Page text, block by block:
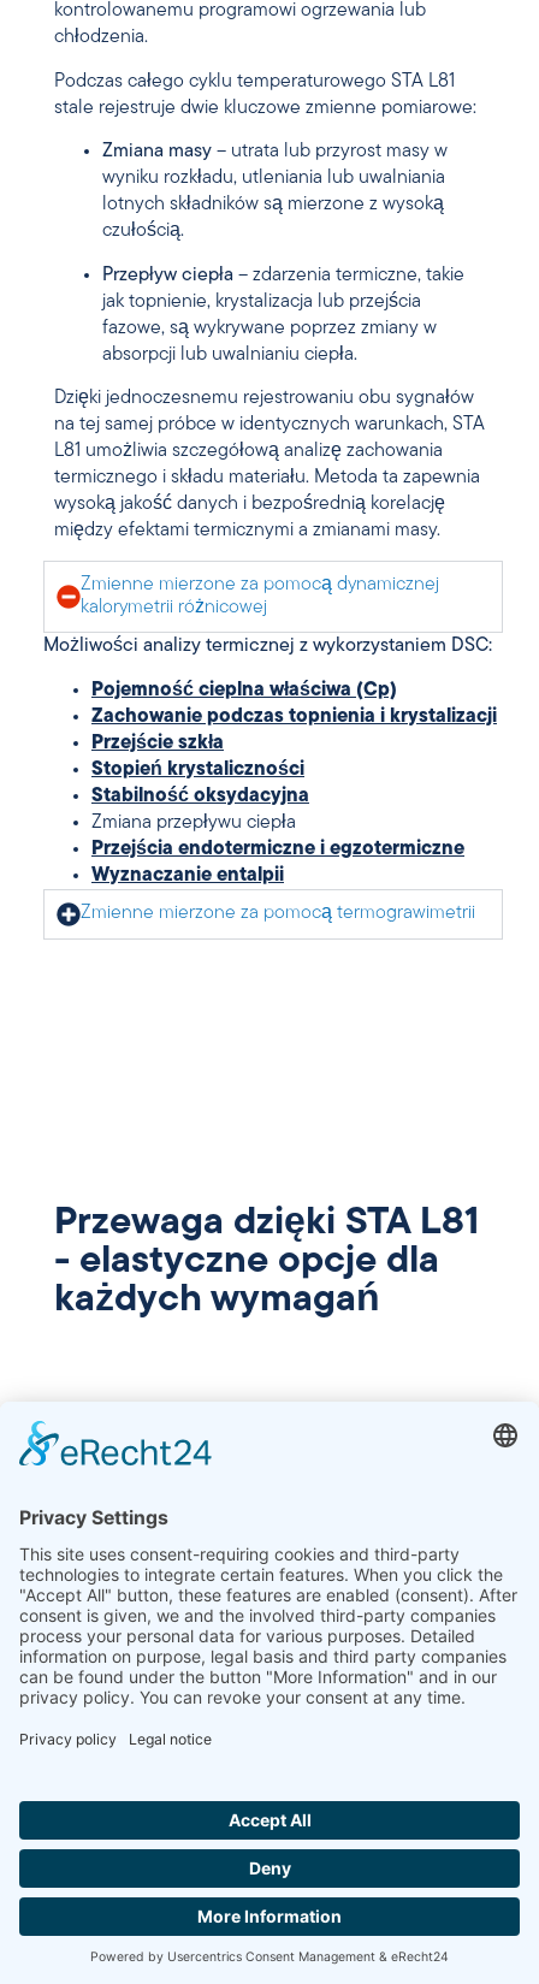
kontrolowanemu programowi ogrzewania lub
chłodzenia.
Podczas całego cyklu temperaturowego STA L81
stale rejestruje dwie kluczowe zmienne pomiarowe:
Zmiana masy – utrata lub przyrost masy w
wyniku rozkładu, utleniania lub uwalniania
lotnych składników są mierzone z wysoką
czułością.
Przepływ ciepła – zdarzenia termiczne, takie
jak topnienie, krystalizacja lub przejścia
fazowe, są wykrywane poprzez zmiany w
absorpcji lub uwalnianiu ciepła.
Dzięki jednoczesnemu rejestrowaniu obu sygnałów
na tej samej próbce w identycznych warunkach, STA
L81 umożliwia szczegółową analizę zachowania
termicznego i składu materiału. Metoda ta zapewnia
wysoką jakość danych i bezpośrednią korelację
między efektami termicznymi a zmianami masy.
Zmienne mierzone za pomocą dynamicznej
kalorymetrii różnicowej
Możliwości analizy termicznej z wykorzystaniem DSC:
Pojemność cieplna właściwa (Cp)
Zachowanie podczas topnienia i krystalizacji
Przejście szkła
Stopień krystaliczności
Stabilność oksydacyjna
Zmiana przepływu ciepła
Przejścia endotermiczne i egzotermiczne
Wyznaczanie entalpii
Zmienne mierzone za pomocą termograwimetrii
Przewaga dzięki STA L81
- elastyczne opcje dla
każdych wymagań
TGA L83
kontrolą temperatury do
1100°C Hallo ich bin LINAI! Wie kann ich dir
SKONTAKTUJ